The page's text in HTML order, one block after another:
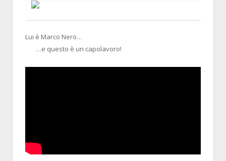
BLALLO21 MARCH 2014, 18:09:51RE:YOUTUBE, NOSTRA CROCE E DELIZIA
Lui è Marco Nero…
…e questo è un capolavoro!